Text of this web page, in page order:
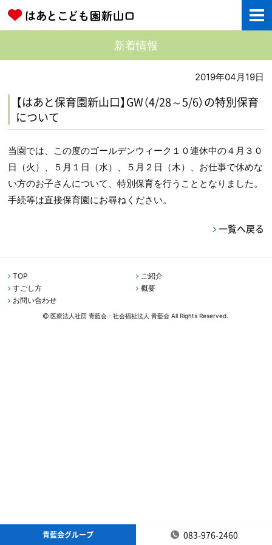
青藍会グループ 083-976-2460
新着情報
2019年04月19日
【はあと保育園新山口】GW（4/28～5/6）の特別保育
について
当園では、この度のゴールデンウィーク１０連休中の４月３０
日（火）、５月１日（水）、５月２日（木）、お仕事で休めな
い方のお子さんについて、特別保育を行うこととなりました。
手続等は直接保育園にお尋ねください。
一覧へ戻る
TOP
ご紹介
すごし方
概要
お問い合わせ
医療法人社団 青藍会・社会福祉法人 青藍会 All Rights Reserved.